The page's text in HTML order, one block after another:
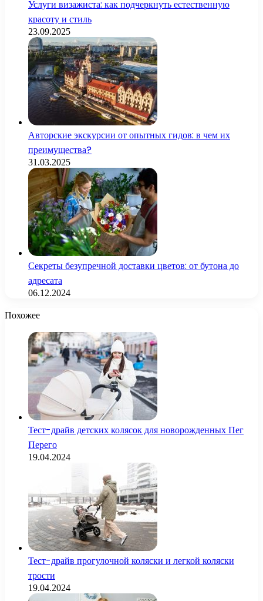
Услуги визажиста: как подчеркнуть естественную
красоту и стиль
23.09.2025
Авторские экскурсии от опытных гидов: в чем их
преимущества?
31.03.2025
Секреты безупречной доставки цветов: от бутона до
адресата
06.12.2024
Похожее
Тест-драйв детских колясок для новорожденных Пег
Перего
19.04.2024
Тест-драйв прогулочной коляски и легкой коляски
трости
19.04.2024